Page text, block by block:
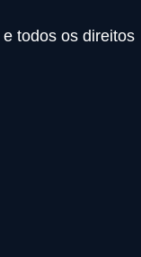
e todos os direitos